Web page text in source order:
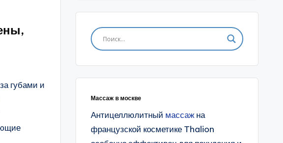
губами и
Массаж в москве
Антицеллюлитный массажна
французской косметике Thalion